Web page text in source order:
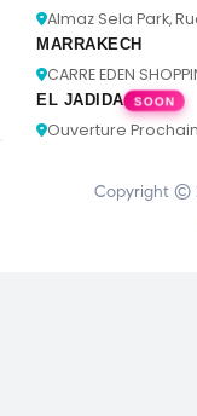
Almaz Sela Park,
MARRAKECH
CARRE EDEN
EL JADIDA SOON
Ouverture
Copyright ©